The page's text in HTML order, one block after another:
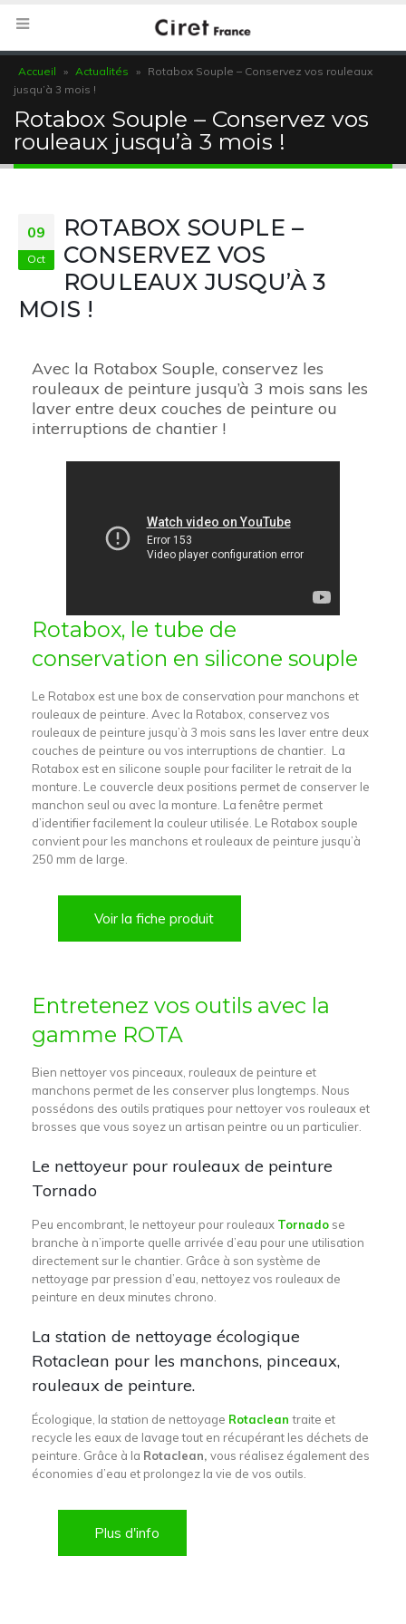
Accueil » Actualités » Rotabox Souple – Conservez vos rouleaux
jusqu’à 3 mois !
Rotabox Souple – Conservez vos
rouleaux jusqu’à 3 mois !
09
Oct
ROTABOX SOUPLE –
CONSERVEZ VOS
ROULEAUX JUSQU’À 3
MOIS !
Avec la Rotabox Souple, conservez les
rouleaux de peinture jusqu’à 3 mois sans les
laver entre deux couches de peinture ou
interruptions de chantier !
Rotabox, le tube de
conservation en silicone souple
Le Rotabox est une box de conservation pour manchons et
rouleaux de peinture. Avec la Rotabox, conservez vos
rouleaux de peinture jusqu’à 3 mois sans les laver entre deux
couches de peinture ou vos interruptions de chantier. La
Rotabox est en silicone souple pour faciliter le retrait de la
monture. Le couvercle deux positions permet de conserver le
manchon seul ou avec la monture. La fenêtre permet
d’identifier facilement la couleur utilisée. Le Rotabox souple
convient pour les manchons et rouleaux de peinture jusqu’à
250 mm de large.
Voir la fiche produit
Entretenez vos outils avec la
gamme ROTA
Bien nettoyer vos pinceaux, rouleaux de peinture et
manchons permet de les conserver plus longtemps. Nous
possédons des outils pratiques pour nettoyer vos rouleaux et
brosses que vous soyez un artisan peintre ou un particulier.
Le nettoyeur pour rouleaux de peinture
Tornado
Peu encombrant, le nettoyeur pour rouleaux Tornado se
branche à n’importe quelle arrivée d’eau pour une utilisation
directement sur le chantier. Grâce à son système de
nettoyage par pression d’eau, nettoyez vos rouleaux de
peinture en deux minutes chrono.
La station de nettoyage écologique
Rotaclean pour les manchons, pinceaux,
rouleaux de peinture.
Écologique, la station de nettoyage Rotaclean traite et
recycle les eaux de lavage tout en récupérant les déchets de
peinture. Grâce à la Rotaclean, vous réalisez également des
économies d’eau et prolongez la vie de vos outils.
Plus d'info